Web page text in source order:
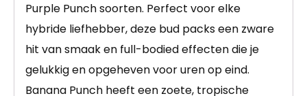
Purple Punch soorten. Perfect voor elke
hybride liefhebber, deze bud packs een zware
hit van smaak en full-bodied effecten die je
gelukkig en opgeheven voor uren op eind.
Banana Punch heeft een zoete, tropische